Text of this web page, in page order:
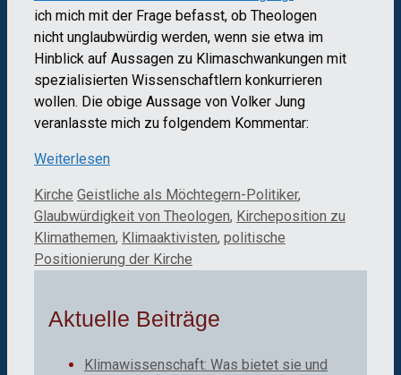
ich mich mit der Frage befasst, ob Theologen
nicht unglaubwürdig werden, wenn sie etwa im
Hinblick auf Aussagen zu Klimaschwankungen mit
spezialisierten Wissenschaftlern konkurrieren
wollen. Die obige Aussage von Volker Jung
veranlasste mich zu folgendem Kommentar:
Weiterlesen
Kategorien
Kirche Schlagwörter
Geistliche als Möchtegern-Politiker,
Glaubwürdigkeit von Theologen, Kircheposition zu
Klimathemen, Klimaaktivisten, politische
Positionierung der Kirche
Aktuelle Beiträge
Klimawissenschaft: Was bietet sie und